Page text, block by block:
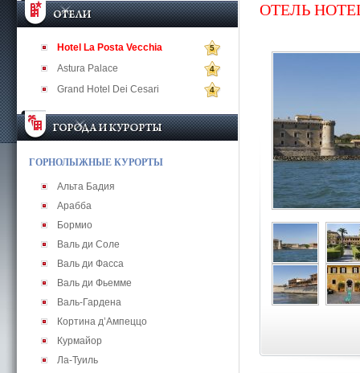
Hotel La Posta Vecchia 5
Astura Palace 4
Grand Hotel Dei Cesari 4
ГОРНОЛЫЖНЫЕ КУРОРТЫ
Альта Бадия
Арабба
Бормио
Валь ди Соле
Валь ди Фасса
Валь ди Фьемме
Валь-Гардена
Кортина д’Ампеццо
Курмайор
Ла-Туиль
ОТЕЛЬ